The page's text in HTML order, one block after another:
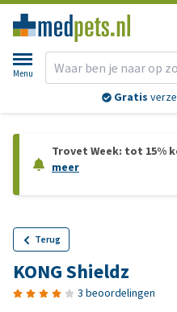
Menu
Gratis
Trovet Week: tot 15%
meer
Terug
KONG Shieldz
3 beoordelingen